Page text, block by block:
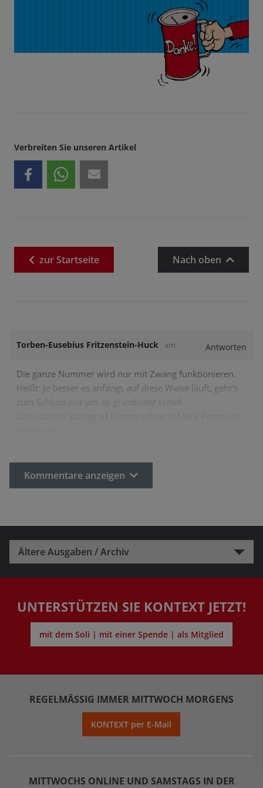
Verbreiten Sie unseren Artikel
zurStartseite Nach oben
Torben-Eusebius Fritzenstein-Huck am Antworten
Die ganze Nummer wird nur mit Zwang funktionieren.
Heißt: Je besser es anfangs auf diese Weise läuft, geht's
Kommentare anzeigen
Ältere Ausgaben / Archiv
UNTERSTÜTZEN SIE KONTEXT JETZT!
mit dem Soli | mit einer Spende | als Mitglied
REGELMÄSSIG IMMER MITTWOCH MORGENS
KONTEXT per E-Mail
MITTWOCHS ONLINE UND SAMSTAGS IN DER